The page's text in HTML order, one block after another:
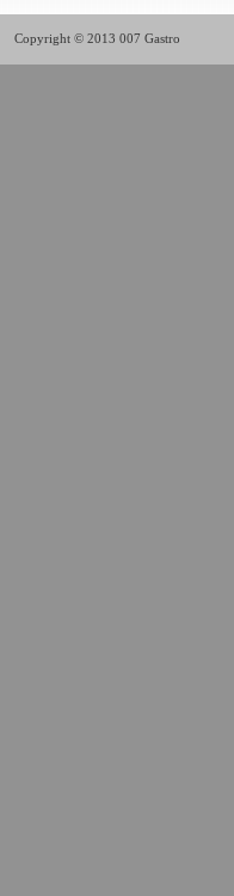
Copyright © 2013 007 Gastro